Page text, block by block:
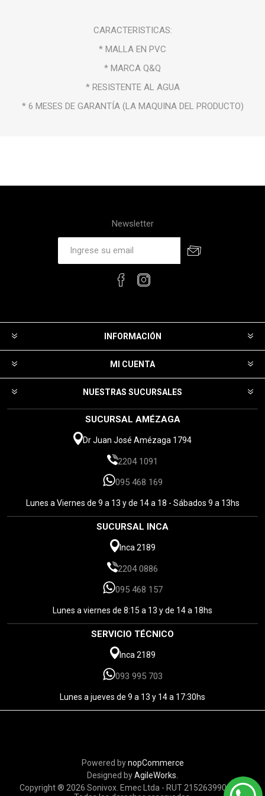
CARACTERISTICAS:
* MALLA EN PVC
* MARCA Q&Q
* RESISTENTE AL AGUA
* 6 MESES DE GARANTÍA (LA MAQUINA DEL PRODUCTO)
Newsletter
INFORMACIÓN
MI CUENTA
NUESTRAS SUCURSALES
SUCURSAL AMÉZAGA
Dr Juan José Amézaga 1794
2204 1091
095 468 169
Lunes a Viernes de 9 a 13 y de 14 a 18 - Sábados 9 a 13hs
SUCURSAL INCA
Inca 2189
2204 0886
095 468 157
Lunes a viernes de 8:15 a 13 y de 14 a 18hs
SERVICIO TÉCNICO
Inca 2189
093 995 703
Lunes a jueves de 9 a 13 y 14 a 17:30hs
Powered bynopCommerce
Designed byAgileWorks.
Copyright ® 2026 Sonivox. Emec Ltda - RUT 215263990010 -